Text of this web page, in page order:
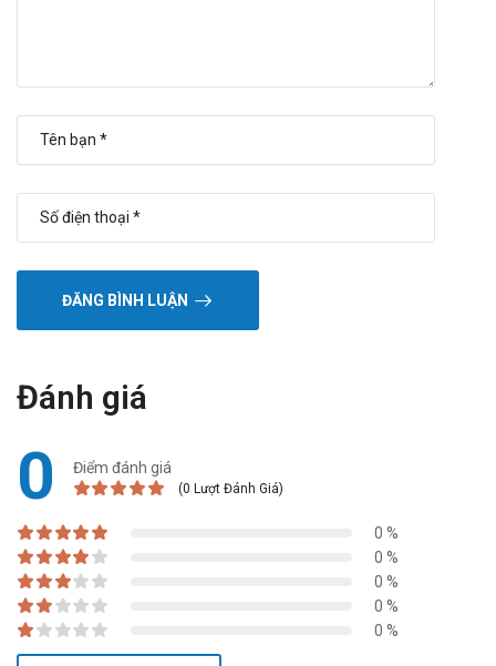
ĐĂNG BÌNH LUẬN
Đánh giá
0 Điểm đánh giá
(0 Lượt Đánh Giá)
0 %
0 %
0 %
0 %
0 %